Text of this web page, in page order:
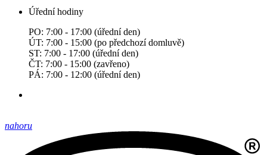
Úřední hodiny
PO: 7:00 - 17:00 (úřední den)
ÚT: 7:00 - 15:00 (po předchozí domluvě)
ST: 7:00 - 17:00 (úřední den)
ČT: 7:00 - 15:00 (zavřeno)
PÁ: 7:00 - 12:00 (úřední den)
nahoru